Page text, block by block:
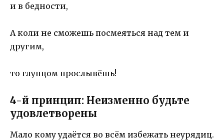
и в бедности,
А коли не сможешь посмеяться над тем и
другим,
то глупцом прослывёшь!
4-й принцип: Неизменно будьте
удовлетворены
Мало кому удаётся во всём избежать неурядиц.